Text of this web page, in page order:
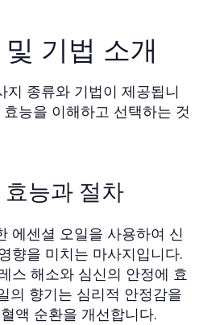
기법 소개
지 종류와 기법이 제공됩니
능을 이해하고 선택하는 것
능과 절차
에센셜 오일을 사용하여 신
향을 미치는 마사지입니다.
스 해소와 심신의 안정에 효
의 향기는 심리적 안정감을
액 순환을 개선합니다.